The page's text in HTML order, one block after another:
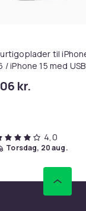
til Worx
til
/ iPhone 15 med
kr.
4,0
torsdag, 20 aug.